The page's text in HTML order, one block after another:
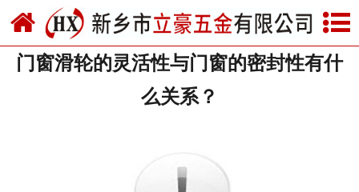
网站首页
关于我们
门窗滑轮的灵活性与门窗的密封性有什
么关系？